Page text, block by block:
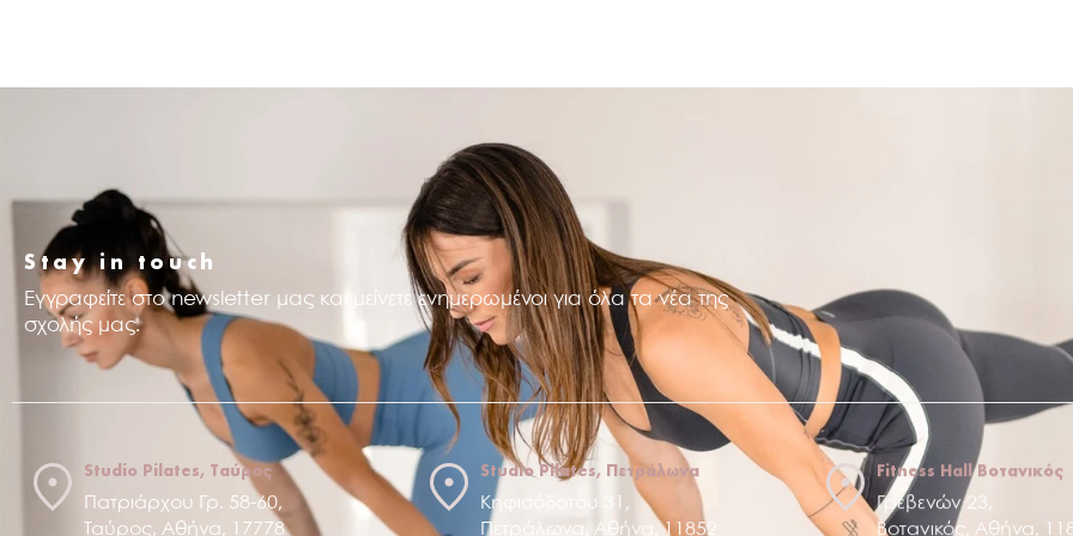
Stay in touch
Εγγραφείτε στο newsletter μας και μείνετε ενημερωμένοι για όλα τα νέα της
σχολής μας.
Studio Pilates, Ταύρος
Πατριάρχου Γρ. 58-60,
Ταύρος, Αθήνα, 17778
Studio Pilates, Πετράλωνα
Κηφισόδοτου 31,
Πετράλωνα, Αθήνα, 11852
Fitness Hall Βοτανικός
Γρεβενών 23,
Βοτανικός, Αθήνα,